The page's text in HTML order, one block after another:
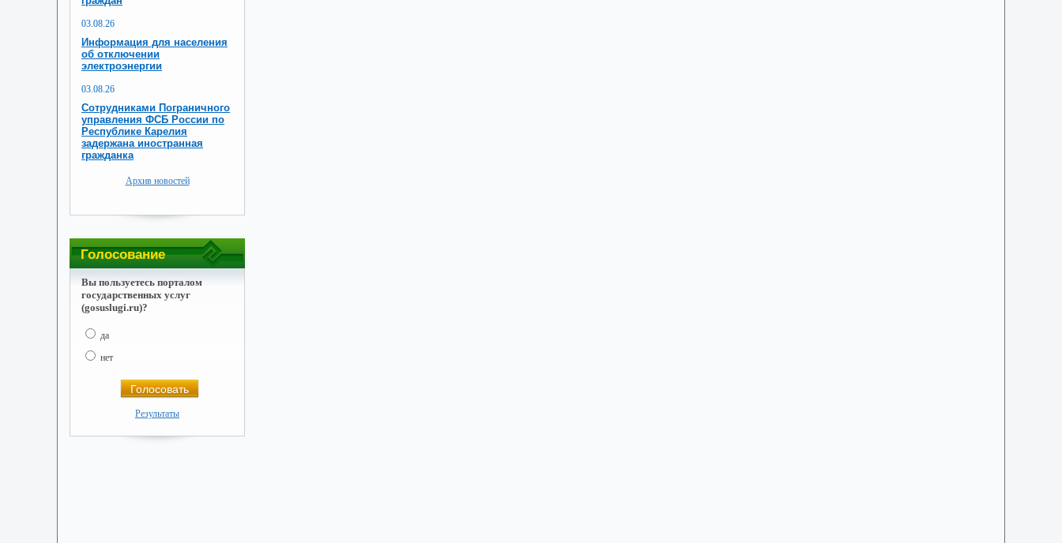
03.08.26
Информация для населения
об отключении
электроэнергии
03.08.26
Сотрудниками Пограничного
управления ФСБ России по
Республике Карелия
задержана иностранная
гражданка
Архив новостей
Голосование
Вы пользуетесь порталом
государственных услуг
(gosuslugi.ru)?
да
нет
Результаты